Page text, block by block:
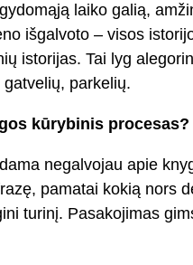
laiko galią,
išgalvoto – visos
istorijas. Tai lyg
parkelių.
kūrybinis procesas?
negalvojau apie
pamatai kokią nors
turinį. Pasakojimas